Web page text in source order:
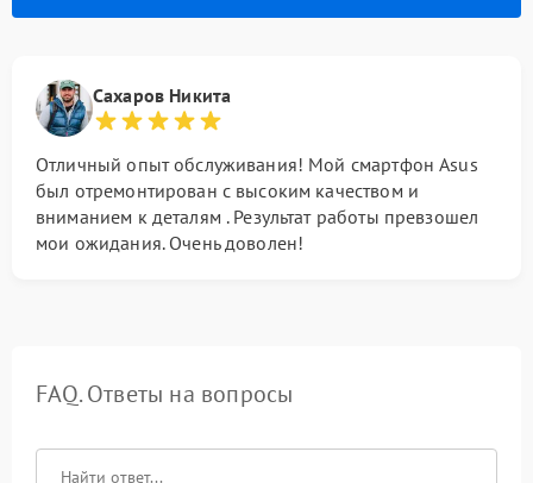
Сахаров Никита
Отличный опыт обслуживания! Мой смартфон Asus
был отремонтирован с высоким качеством и
вниманием к деталям . Результат работы превзошел
мои ожидания. Очень доволен!
FAQ. Ответы на вопросы